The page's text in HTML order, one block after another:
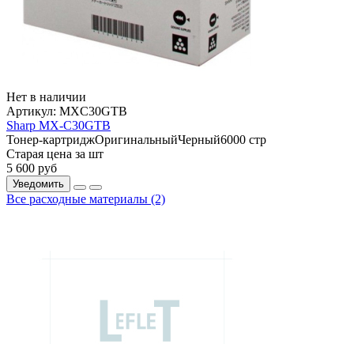
Нет в наличии
Артикул: MXC30GTB
Sharp MX-C30GTB
Тонер-картриджОригинальныйЧерный6000 стр
Старая цена за шт
5 600 руб
Уведомить
Все расходные материалы (2)